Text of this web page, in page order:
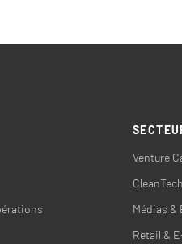
Venture
Médias
Retail &